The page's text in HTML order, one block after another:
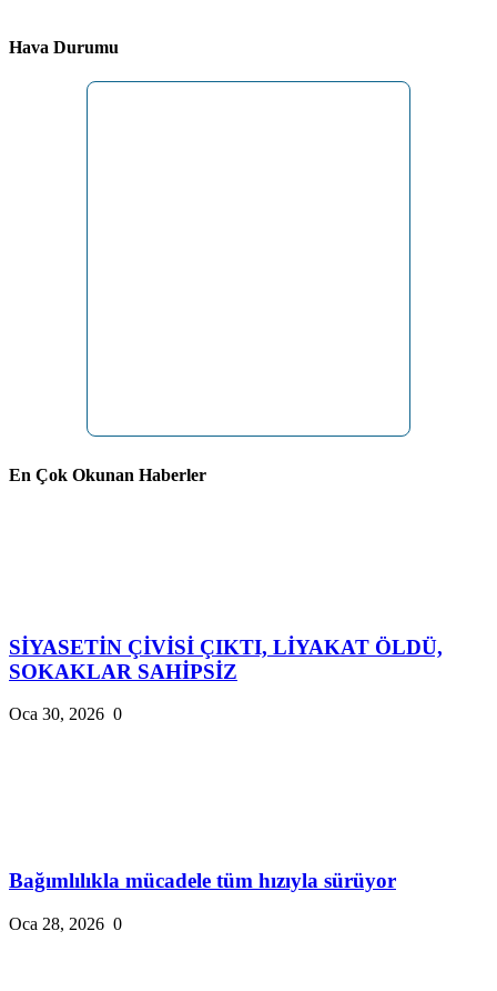
Hava Durumu
En Çok Okunan Haberler
SİYASETİN ÇİVİSİ ÇIKTI, LİYAKAT ÖLDÜ,
SOKAKLAR SAHİPSİZ
Oca 30, 2026 0
Bağımlılıkla mücadele tüm hızıyla sürüyor
Oca 28, 2026 0